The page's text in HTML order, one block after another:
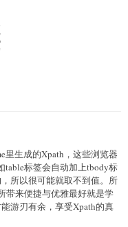
里生成的Xpath，这些浏览器
table标签会自动加上tbody标
所以很可能就取不到值。所
带来便捷与优雅最好就是学
游刃有余，享受Xpath的真